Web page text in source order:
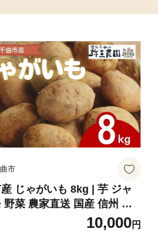
市
じゃがいも 8kg | 芋 ジャ
野菜 農家直送 国産 信州 千
10,000円